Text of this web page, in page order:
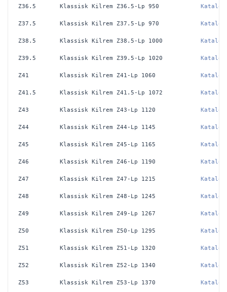
Z36.5 Klassisk Kilrem Z36.5-Lp 950 Katalog
Z37.5 Klassisk Kilrem Z37.5-Lp 970 Katalog
Z38.5 Klassisk Kilrem Z38.5-Lp 1000 Katalog
Z39.5 Klassisk Kilrem Z39.5-Lp 1020 Katalog
Z41 Klassisk Kilrem Z41-Lp 1060 Katalog
Z41.5 Klassisk Kilrem Z41.5-Lp 1072 Katalog
Z43 Klassisk Kilrem Z43-Lp 1120 Katalog
Z44 Klassisk Kilrem Z44-Lp 1145 Katalog
Z45 Klassisk Kilrem Z45-Lp 1165 Katalog
Z46 Klassisk Kilrem Z46-Lp 1190 Katalog
Z47 Klassisk Kilrem Z47-Lp 1215 Katalog
Z48 Klassisk Kilrem Z48-Lp 1245 Katalog
Z49 Klassisk Kilrem Z49-Lp 1267 Katalog
Z50 Klassisk Kilrem Z50-Lp 1295 Katalog
Z51 Klassisk Kilrem Z51-Lp 1320 Katalog
Z52 Klassisk Kilrem Z52-Lp 1340 Katalog
Z53 Klassisk Kilrem Z53-Lp 1370 Katalog